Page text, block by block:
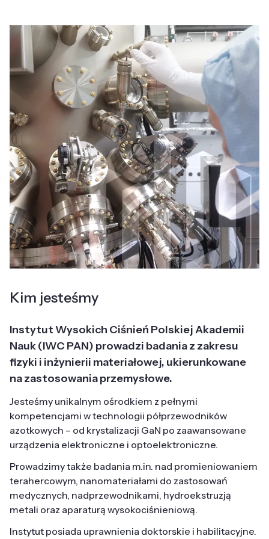
Kim jesteśmy
Instytut Wysokich Ciśnień Polskiej Akademii
Nauk (IWC PAN) prowadzi badania z zakresu
fizyki i inżynierii materiałowej, ukierunkowane
na zastosowania przemysłowe.
Jesteśmy unikalnym ośrodkiem z pełnymi
kompetencjami w technologii półprzewodników
azotkowych – od krystalizacji GaN po zaawansowane
urządzenia elektroniczne i optoelektroniczne.
Prowadzimy także badania m.in. nad promieniowaniem
terahercowym, nanomateriałami do zastosowań
medycznych, nadprzewodnikami, hydroekstruzją
metali oraz aparaturą wysokociśnieniową.
Instytut posiada uprawnienia doktorskie i habilitacyjne.